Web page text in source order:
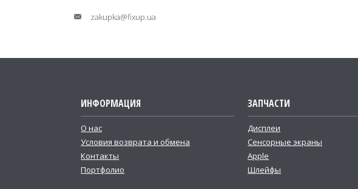
zakupka@fixup.ua
ИНФОРМАЦИЯ
О нас
Условия возврата и обмена
Контакты
Портфолио
ЗАПЧАСТИ
Дисплеи
Сенсорные экраны
Apple
Шлейфы